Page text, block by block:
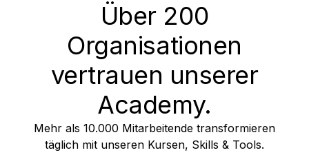
Über 200
Organisationen
vertrauen unserer
Academy.
Mehr als 10.000 Mitarbeitende transformieren
täglich mit unseren Kursen, Skills & Tools.